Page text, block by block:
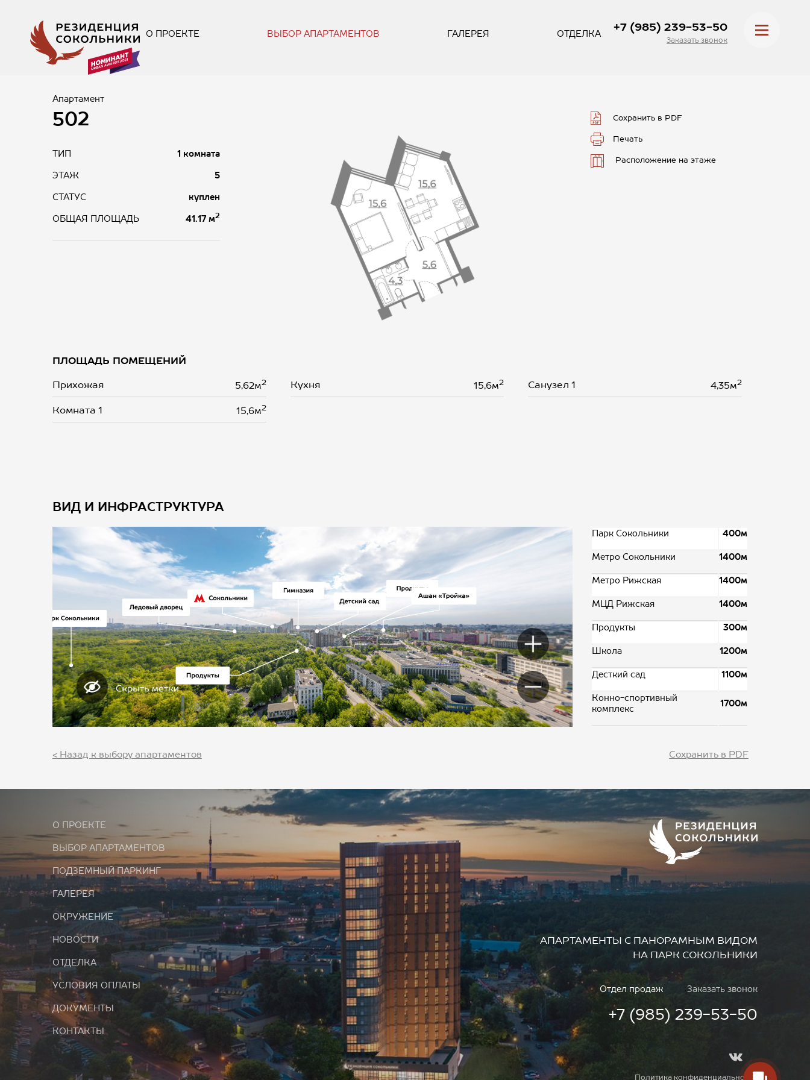
О ПРОЕКТЕ ВЫБОР АПАРТАМЕНТОВ ГАЛЕРЕЯ ОТДЕЛКА
+7 (985) 239-53-50
Заказать звонок
Апартамент
502
ТИП 1 комната
ЭТАЖ 5
СТАТУС куплен
ОБЩАЯ ПЛОЩАДЬ 41.17 м2
Сохранить в PDF
Печать
Расположение на этаже
ПЛОЩАДЬ ПОМЕЩЕНИЙ
Прихожая 5,62м2 Кухня 15,6м2 Санузел 1 4,35м2
Комната 1 15,6м2
ВИД И ИНФРАСТРУКТУРА
Парк Сокольники 400м
Метро Сокольники 1400м
Метро Рижская 1400м
МЦД Рижская 1400м
Продукты 300м
Школа 1200м
Десткий сад 1100м
Конно-спортивный
комплекс
1700м
< Назад к выбору апартаментов Сохранить в PDF
О ПРОЕКТЕ
ВЫБОР АПАРТАМЕНТОВ
ПОДЗЕМНЫЙ ПАРКИНГ
ГАЛЕРЕЯ
ОКРУЖЕНИЕ
НОВОСТИ
ОТДЕЛКА
УСЛОВИЯ ОПЛАТЫ
ДОКУМЕНТЫ
КОНТАКТЫ
АПАРТАМЕНТЫ С ПАНОРАМНЫМ ВИДОМ
НА ПАРК СОКОЛЬНИКИ
Отдел продаж Заказать звонок
+7 (985) 239-53-50
Политика конфиденциальности